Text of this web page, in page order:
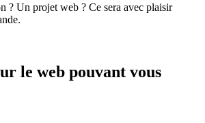
? Un projet web ? Ce sera avec plaisir
le web pouvant vous